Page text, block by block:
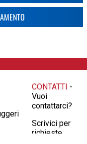
CONTATTI -
Vuoi
contattarci?
Scrivici per
richieste